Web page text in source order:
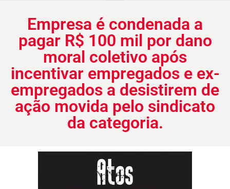
Empresa é condenada a
pagar R$ 100 mil por dano
moral coletivo após
incentivar empregados e ex-
empregados a desistirem de
ação movida pelo sindicato
da categoria.